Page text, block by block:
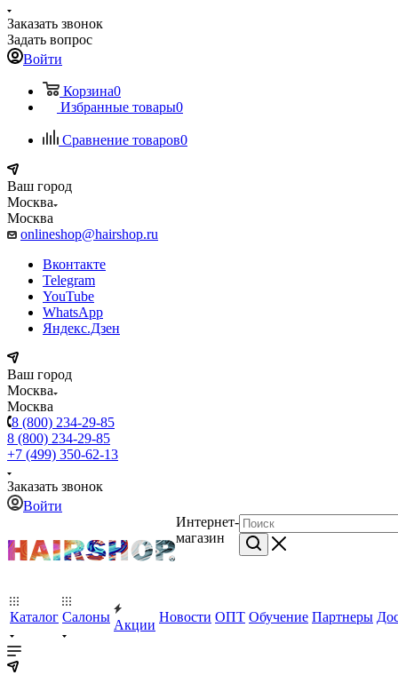
Заказать звонок
Задать вопрос
Войти
Корзина0
Избранные товары0
Сравнение товаров0
Ваш город
Москва
Москва
onlineshop@hairshop.ru
Вконтакте
Telegram
YouTube
WhatsApp
Яндекс.Дзен
Ваш город
Москва
Москва
8 (800) 234-29-85
8 (800) 234-29-85
+7 (499) 350-62-13
Заказать звонок
Войти
Интернет-
магазин
Каталог Салоны
Акции
Новости ОПТ Обучение Партнеры